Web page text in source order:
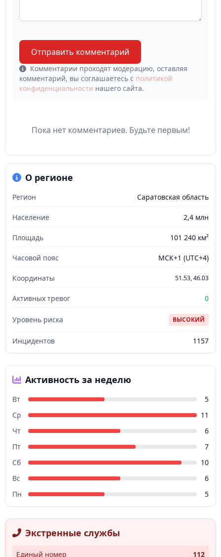
Отправить комментарий
Комментарии проходят модерацию, оставляя
комментарий, вы соглашаетесь с политикой
конфиденциальности нашего сайта.
Пока нет комментариев. Будьте первым!
О регионе
Регион Саратовская область
Население 2,4 млн
Площадь 101 240 км²
Часовой пояс МСК+1 (UTC+4)
Координаты 51.53, 46.03
Активных тревог 0
Уровень риска ВЫСОКИЙ
Инцидентов 1157
Активность за неделю
Вт
5
Ср
11
Чт
6
Пт
7
Сб
10
Вс
6
Пн
5
Экстренные службы
Единый номер 112